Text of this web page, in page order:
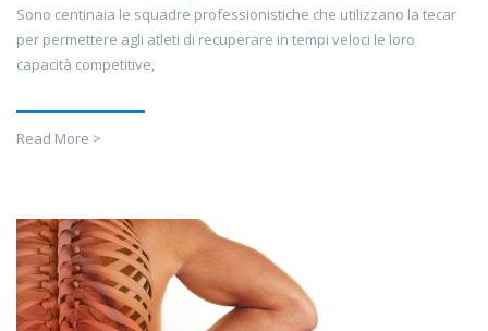
Sono centinaia le squadre professionistiche che utilizzano la tecar
per permettere agli atleti di recuperare in tempi veloci le loro
capacità competitive,
Read More >